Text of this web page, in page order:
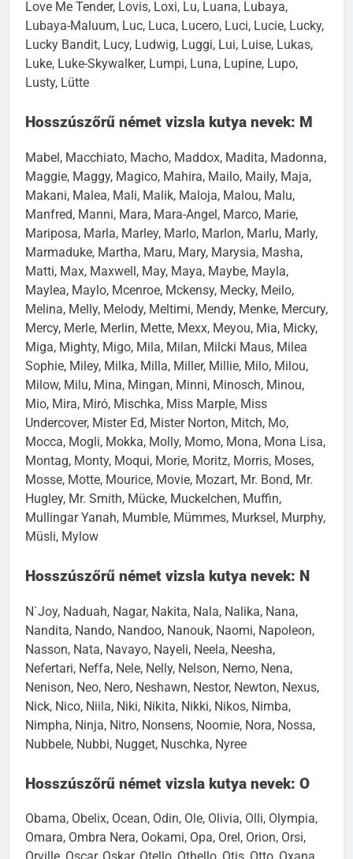
Love Me Tender, Lovis, Loxi, Lu, Luana, Lubaya,
Lubaya-Maluum, Luc, Luca, Lucero, Luci, Lucie, Lucky,
Lucky Bandit, Lucy, Ludwig, Luggi, Lui, Luise, Lukas,
Luke, Luke-Skywalker, Lumpi, Luna, Lupine, Lupo,
Lusty, Lütte
Hosszúszőrű német vizsla kutya nevek: M
Mabel, Macchiato, Macho, Maddox, Madita, Madonna,
Maggie, Maggy, Magico, Mahira, Mailo, Maily, Maja,
Makani, Malea, Mali, Malik, Maloja, Malou, Malu,
Manfred, Manni, Mara, Mara-Angel, Marco, Marie,
Mariposa, Marla, Marley, Marlo, Marlon, Marlu, Marly,
Marmaduke, Martha, Maru, Mary, Marysia, Masha,
Matti, Max, Maxwell, May, Maya, Maybe, Mayla,
Maylea, Maylo, Mcenroe, Mckensy, Mecky, Meilo,
Melina, Melly, Melody, Meltimi, Mendy, Menke, Mercury,
Mercy, Merle, Merlin, Mette, Mexx, Meyou, Mia, Micky,
Miga, Mighty, Migo, Mila, Milan, Milcki Maus, Milea
Sophie, Miley, Milka, Milla, Miller, Millie, Milo, Milou,
Milow, Milu, Mina, Mingan, Minni, Minosch, Minou,
Mio, Mira, Miró, Mischka, Miss Marple, Miss
Undercover, Mister Ed, Mister Norton, Mitch, Mo,
Mocca, Mogli, Mokka, Molly, Momo, Mona, Mona Lisa,
Montag, Monty, Moqui, Morie, Moritz, Morris, Moses,
Mosse, Motte, Mourice, Movie, Mozart, Mr. Bond, Mr.
Hugley, Mr. Smith, Mücke, Muckelchen, Muffin,
Mullingar Yanah, Mumble, Mümmes, Murksel, Murphy,
Müsli, Mylow
Hosszúszőrű német vizsla kutya nevek: N
N`Joy, Naduah, Nagar, Nakita, Nala, Nalika, Nana,
Nandita, Nando, Nandoo, Nanouk, Naomi, Napoleon,
Nasson, Nata, Navayo, Nayeli, Neela, Neesha,
Nefertari, Neffa, Nele, Nelly, Nelson, Nemo, Nena,
Nenison, Neo, Nero, Neshawn, Nestor, Newton, Nexus,
Nick, Nico, Niila, Niki, Nikita, Nikki, Nikos, Nimba,
Nimpha, Ninja, Nitro, Nonsens, Noomie, Nora, Nossa,
Nubbele, Nubbi, Nugget, Nuschka, Nyree
Hosszúszőrű német vizsla kutya nevek: O
Obama, Obelix, Ocean, Odin, Ole, Olivia, Olli, Olympia,
Omara, Ombra Nera, Ookami, Opa, Orel, Orion, Orsi,